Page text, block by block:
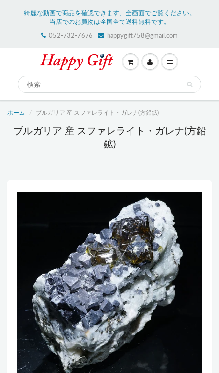
綺麗な動画で商品を確認できます、全画面でご覧ください。
当店でのお買物は全国全て送料無料です。
052-732-7676
happygift758@gmail.com
ホーム ブルガリア 産 スファレライト・ガレナ(方鉛鉱)
ブルガリア 産 スファレライト・ガレナ(方鉛
鉱)